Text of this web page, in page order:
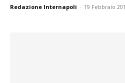
Redazione Internapoli - 19 Febbraio